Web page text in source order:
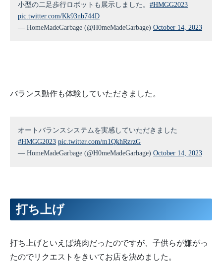
小型の二足歩行ロボットも展示しました。 #HMGG2023
pic.twitter.com/Kk93nb744D
— HomeMadeGarbage (@H0meMadeGarbage) October 14, 2023
バランス動作も体験していただきました。
オートバランスシステムを実感していただきました
#HMGG2023 pic.twitter.com/m1QkhRzrzG
— HomeMadeGarbage (@H0meMadeGarbage) October 14, 2023
打ち上げ
打ち上げといえば焼肉だったのですが、子供らが嫌がっ
たのでリクエストをきいてお店を決めました。